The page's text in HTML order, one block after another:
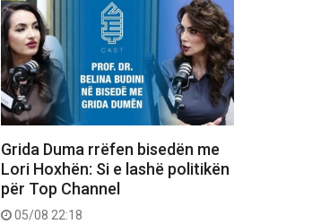
Grida Duma rrëfen bisedën me
Lori Hoxhën: Si e lashë politikën
për Top Channel
05/08 22:18